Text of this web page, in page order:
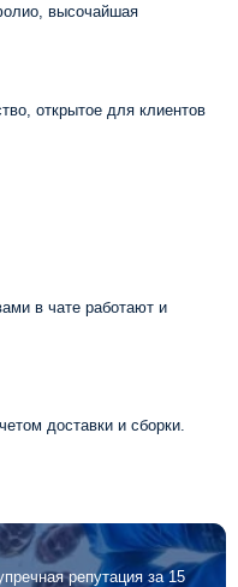
высочайшая
открытое для клиентов
в чате работают и
доставки и сборки.
репутация за 15